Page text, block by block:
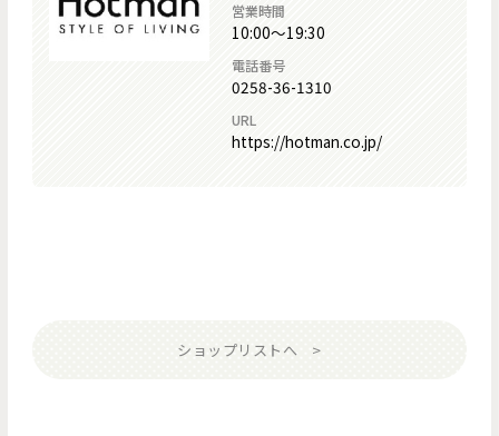
営業時間
10:00～19:30
電話番号
0258-36-1310
URL
https://hotman.co.jp/
ショップリストへ